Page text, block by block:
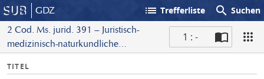
GDZ list Trefferliste search Suchen
2 Cod. Ms. jurid. 391 – Juristisch-
medizinisch-naturkundliche
1 : -
I
TITEL